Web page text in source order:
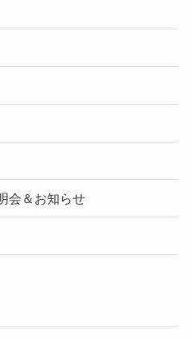
会＆お知らせ